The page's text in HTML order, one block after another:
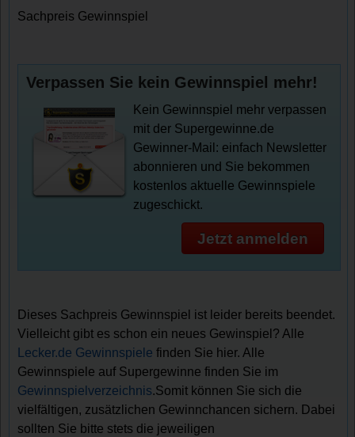
Sachpreis Gewinnspiel
Verpassen Sie kein Gewinnspiel mehr!
Kein Gewinnspiel mehr verpassen
mit der Supergewinne.de
Gewinner-Mail: einfach Newsletter
abonnieren und Sie bekommen
kostenlos aktuelle Gewinnspiele
zugeschickt.
Jetzt anmelden
Dieses Sachpreis Gewinnspiel ist leider bereits beendet.
Vielleicht gibt es schon ein neues Gewinspiel? Alle
Lecker.de Gewinnspiele finden Sie hier. Alle
Gewinnspiele auf Supergewinne finden Sie im
Gewinnspielverzeichnis.Somit können Sie sich die
vielfältigen, zusätzlichen Gewinnchancen sichern. Dabei
sollten Sie bitte stets die jeweiligen